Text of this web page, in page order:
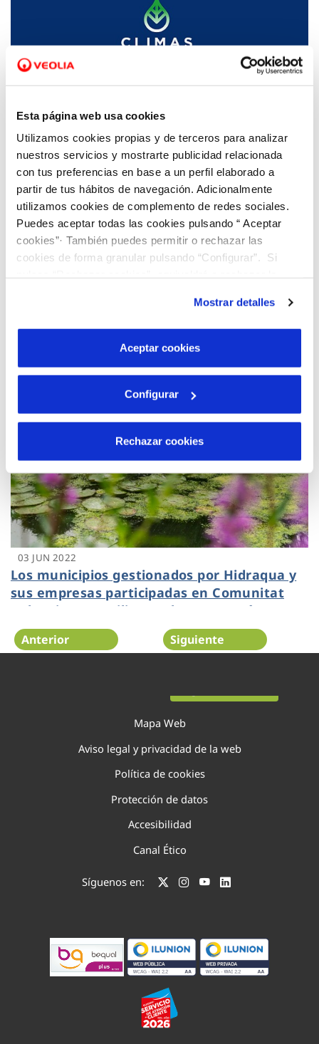
Esta página web usa cookies
Utilizamos cookies propias y de terceros para analizar
nuestros servicios y mostrarte publicidad relacionada
con tus preferencias en base a un perfil elaborado a
partir de tus hábitos de navegación. Adicionalmente
utilizamos cookies de complemento de redes sociales.
Puedes aceptar todas las cookies pulsando “ Aceptar
cookies”· También puedes permitir o rechazar las
cookies de forma granular pulsando “Configurar”. Si
son indispensables para que el sitio web funcione y que
por tanto no se pueden desactivar. Puedes consultar
más información en nuestraPolítica de Cookies
Mostrar detalles
Aceptar cookies
Configurar
Rechazar cookies
06 JUN 2022
La iniciativa "Climas para el cambio" llega a
Elche para abordar la necesidad de trabajar
en la lucha contra la crisis climática desde el
sector educativo
sus empresas participadas en Comunitat
Valenciana reutilizan ocho veces más agua
que la media nacional
03 JUN 2022
Los municipios gestionados por Hidraqua y
sus empresas participadas en Comunitat
Valenciana reutilizan ocho veces más agua
que la media nacional
Anterior Siguiente
Mapa Web
Aviso legal y privacidad de la web
Política de cookies
Protección de datos
Accesibilidad
Canal Ético
Síguenos en: